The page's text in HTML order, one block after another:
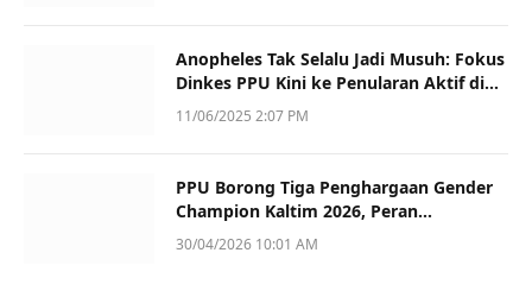
Anopheles Tak Selalu Jadi Musuh: Fokus
Dinkes PPU Kini ke Penularan Aktif di
Sotek
11/06/2025 2:07 PM
PPU Borong Tiga Penghargaan Gender
Champion Kaltim 2026, Peran
Perempuan Jadi Sorotan
30/04/2026 10:01 AM